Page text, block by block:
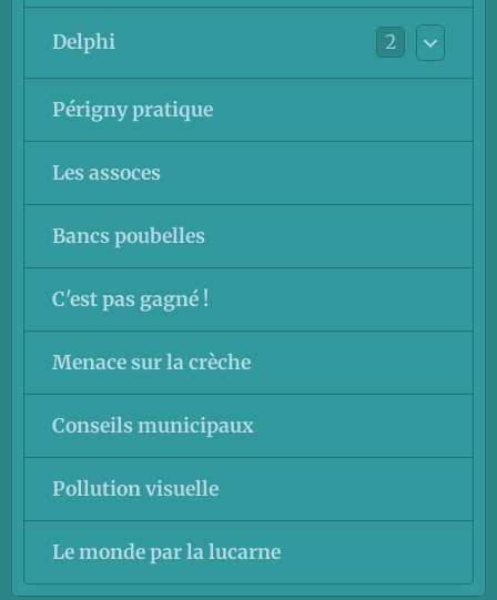
Delphi 2
Périgny pratique
Les assoces
Bancs poubelles
C'est pas gagné !
Menace sur la crèche
Conseils municipaux
Pollution visuelle
Le monde par la lucarne